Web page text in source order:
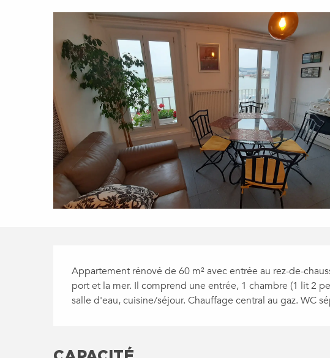
Appartement rénové de 60 m² avec entrée au rez-de-
port et la mer. Il comprend une entrée, 1 chambre (1 lit 2
salle d'eau, cuisine/séjour. Chauffage central au gaz. WC